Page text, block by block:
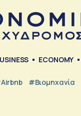
ECONOMY
#Βιομηχανία